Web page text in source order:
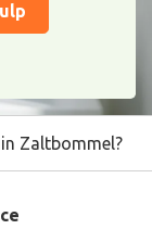
Zaltbommel?